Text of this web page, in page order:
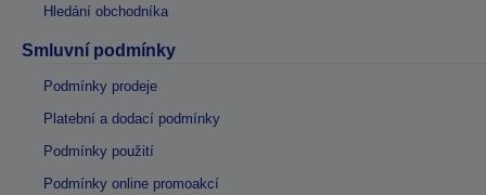
Hledání obchodníka
Smluvní podmínky
Podmínky prodeje
Platební a dodací podmínky
Podmínky použití
Podmínky online promoakcí